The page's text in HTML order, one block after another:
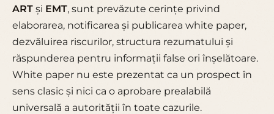
ART și EMT, sunt prevăzute cerințe privind
elaborarea, notificarea și publicarea white paper,
dezvăluirea riscurilor, structura rezumatului și
răspunderea pentru informații false ori înșelătoare.
White paper nu este prezentat ca un prospect în
sens clasic și nici ca o aprobare prealabilă
universală a autorității în toate cazurile.